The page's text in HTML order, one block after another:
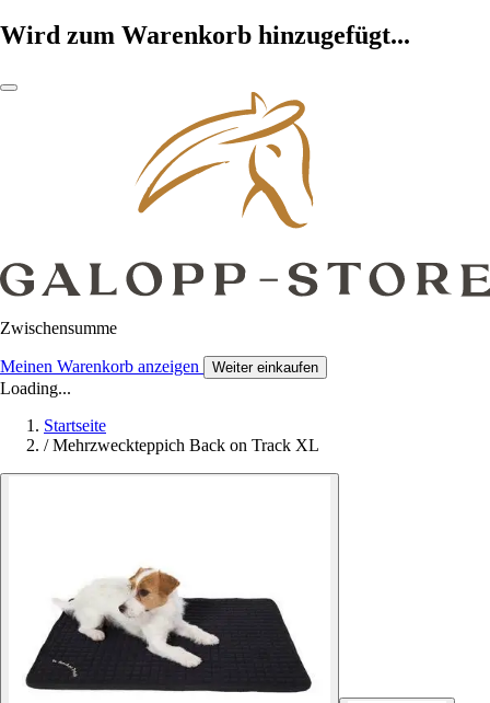
Wird zum Warenkorb hinzugefügt...
Zwischensumme
Meinen Warenkorb anzeigen Weiter einkaufen
Loading...
Startseite
/ Mehrzweckteppich Back on Track XL